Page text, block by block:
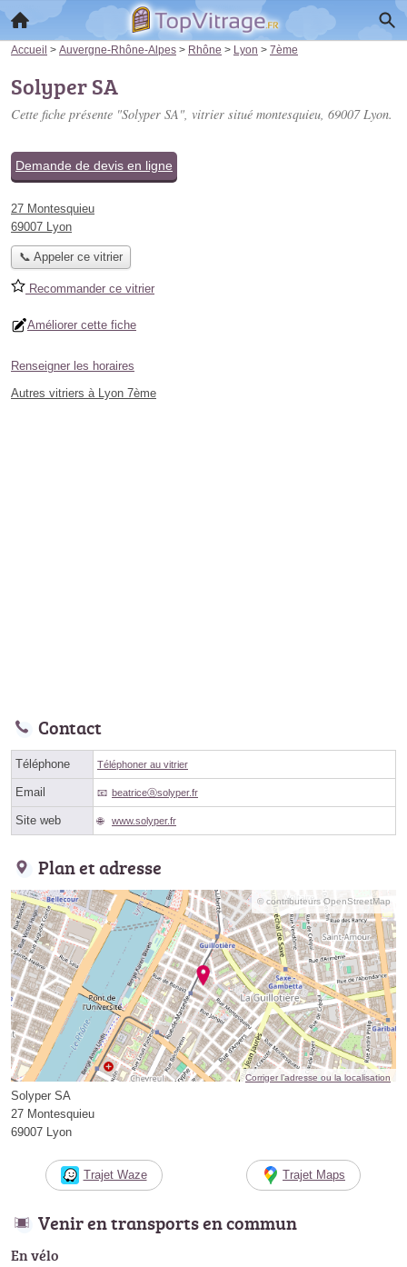
Accueil > Auvergne-Rhône-Alpes > Rhône > Lyon > 7ème
Solyper SA
Cette fiche présente "Solyper SA", vitrier situé montesquieu, 69007 Lyon.
Demande de devis en ligne
27 Montesquieu
69007 Lyon
📞 Appeler ce vitrier
Recommander ce vitrier
Améliorer cette fiche
Renseigner les horaires
Autres vitriers à Lyon 7ème
Contact
Téléphone Téléphoner au vitrier
Email beatriceⓐsolyper.fr
Site web www.solyper.fr
Plan et adresse
© contributeurs OpenStreetMap
Corriger l’adresse ou la localisation
Solyper SA
27 Montesquieu
69007 Lyon
Trajet Waze Trajet Maps
Venir en transports en commun
En vélo